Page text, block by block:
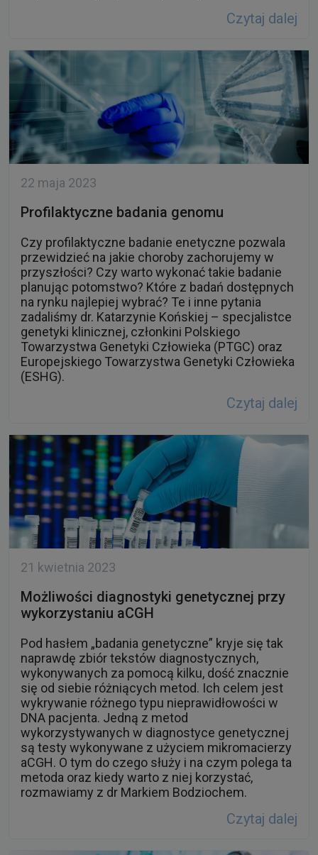
Czytaj dalej
22 maja 2023
Profilaktyczne badania genomu
Czy profilaktyczne badanie enetyczne pozwala
przewidzieć na jakie choroby zachorujemy w
przyszłości? Czy warto wykonać takie badanie
planując potomstwo? Które z badań dostępnych
na rynku najlepiej wybrać? Te i inne pytania
zadaliśmy dr. Katarzynie Końskiej – specjalistce
genetyki klinicznej, członkini Polskiego
Towarzystwa Genetyki Człowieka (PTGC) oraz
Europejskiego Towarzystwa Genetyki Człowieka
(ESHG).
Czytaj dalej
21 kwietnia 2023
Możliwości diagnostyki genetycznej przy
wykorzystaniu aCGH
Pod hasłem „badania genetyczne” kryje się tak
naprawdę zbiór tekstów diagnostycznych,
wykonywanych za pomocą kilku, dość znacznie
się od siebie różniących metod. Ich celem jest
wykrywanie różnego typu nieprawidłowości w
DNA pacjenta. Jedną z metod
wykorzystywanych w diagnostyce genetycznej
są testy wykonywane z użyciem mikromacierzy
aCGH. O tym do czego służy i na czym polega ta
metoda oraz kiedy warto z niej korzystać,
rozmawiamy z dr Markiem Bodziochem.
Czytaj dalej